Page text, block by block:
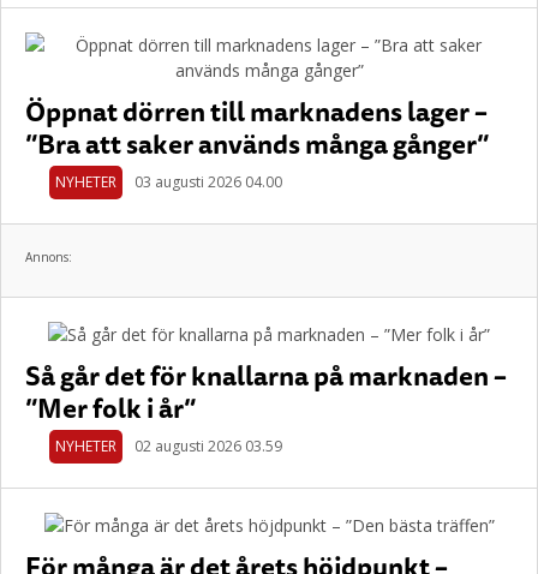
Öppnat dörren till marknadens lager –
”Bra att saker används många gånger”
NYHETER 03 augusti 2026 04.00
Annons:
Så går det för knallarna på marknaden –
”Mer folk i år”
NYHETER 02 augusti 2026 03.59